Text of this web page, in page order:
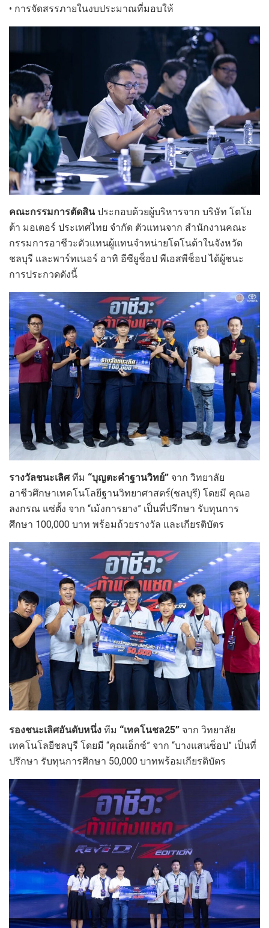
• การจัดสรรภายในงบประมาณที่มอบให้
คณะกรรมการตัดสินประกอบด้วยผู้บริหารจาก บริษัท โตโย
ต้า มอเตอร์ ประเทศไทย จำกัด ตัวแทนจาก สำนักงานคณะ
กรรมการอาชีวะตัวแทนผู้แทนจำหน่ายโตโนต้าในจังหวัด
ชลบุรี และพาร์ทเนอร์ อาทิ อีซียูช็อป พีเอสพีช็อป ได้ผู้ชนะ
การประกวดดังนี้
รางวัลชนะเลิศทีม “บุญตะคำฐานวิทย์” จาก วิทยาลัย
อาชีวศึกษาเทคโนโลยีฐานวิทยาศาสตร์(ชลบุรี) โดยมี คุณอ
ลงกรณ แซ่ตั้ง จาก “เม้งการยาง” เป็นที่ปรึกษา รับทุนการ
ศึกษา 100,000 บาท พร้อมถ้วยรางวัล และเกียรติบัตร
รองชนะเลิศอันดับหนึ่ง ทีม “เทคโนชล25” จาก วิทยาลัย
เทคโนโลยีชลบุรี โดยมี “คุณเอ็กซ์” จาก “บางแสนซ็อป” เป็นที่
ปรึกษา รับทุนการศึกษา 50,000 บาทพร้อมเกียรติบัตร